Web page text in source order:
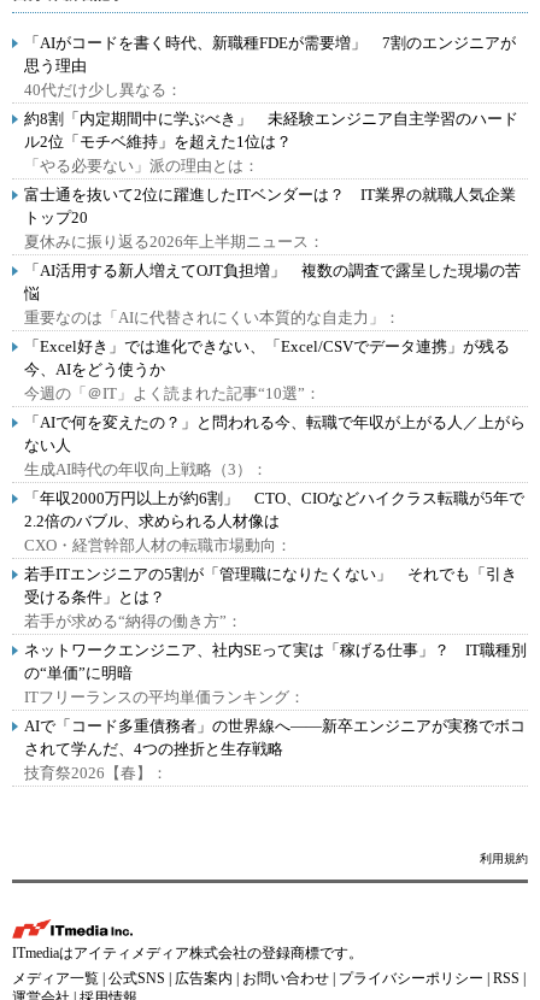
「AIがコードを書く時代、新職種FDEが需要増」 7割のエンジニアが
思う理由
40代だけ少し異なる：
約8割「内定期間中に学ぶべき」 未経験エンジニア自主学習のハード
ル2位「モチベ維持」を超えた1位は？
「やる必要ない」派の理由とは：
富士通を抜いて2位に躍進したITベンダーは？ IT業界の就職人気企業
トップ20
夏休みに振り返る2026年上半期ニュース：
「AI活用する新人増えてOJT負担増」 複数の調査で露呈した現場の苦
悩
重要なのは「AIに代替されにくい本質的な自走力」：
「Excel好き」では進化できない、「Excel/CSVでデータ連携」が残る
今、AIをどう使うか
今週の「＠IT」よく読まれた記事“10選”：
「AIで何を変えたの？」と問われる今、転職で年収が上がる人／上がら
ない人
生成AI時代の年収向上戦略（3）：
「年収2000万円以上が約6割」 CTO、CIOなどハイクラス転職が5年で
2.2倍のバブル、求められる人材像は
CXO・経営幹部人材の転職市場動向：
若手ITエンジニアの5割が「管理職になりたくない」 それでも「引き
受ける条件」とは？
若手が求める“納得の働き方”：
ネットワークエンジニア、社内SEって実は「稼げる仕事」？ IT職種別
の“単価”に明暗
ITフリーランスの平均単価ランキング：
AIで「コード多重債務者」の世界線へ――新卒エンジニアが実務でボコ
されて学んだ、4つの挫折と生存戦略
技育祭2026【春】：
利用規約
ITmediaはアイティメディア株式会社の登録商標です。
メディア一覧 公式SNS 広告案内 お問い合わせ プライバシーポリシー RSS